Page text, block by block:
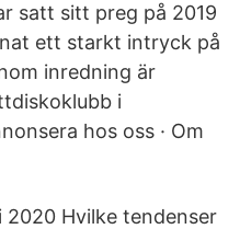
satt sitt preg på 2019
ett starkt intryck på
inredning är
i
hos oss · Om
2020 Hvilke tendenser